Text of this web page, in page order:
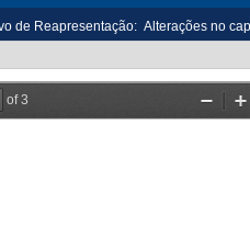
de Reapresentação: Alterações no